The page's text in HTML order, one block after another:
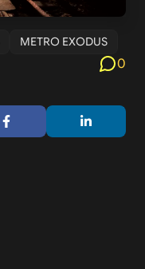
METRO EXODUS
0